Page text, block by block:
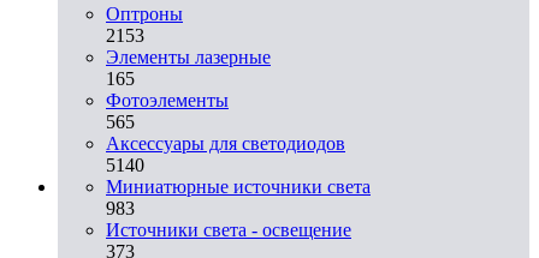
Оптроны
2153
Элементы лазерные
165
Фотоэлементы
565
Аксессуары для светодиодов
5140
Миниатюрные источники света
983
Источники света - освещение
373